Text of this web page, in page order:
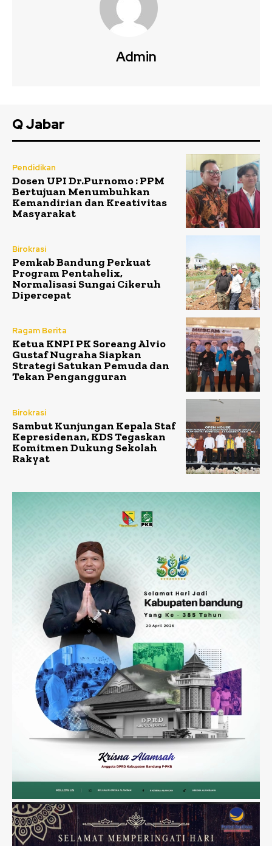
Admin
Q Jabar
Pendidikan
Dosen UPI Dr.Purnomo : PPM
Bertujuan Menumbuhkan
Kemandirian dan Kreativitas
Masyarakat
Birokrasi
Pemkab Bandung Perkuat
Program Pentahelix,
Normalisasi Sungai Cikeruh
Dipercepat
Ragam Berita
Ketua KNPI PK Soreang Alvio
Gustaf Nugraha Siapkan
Strategi Satukan Pemuda dan
Tekan Pengangguran
Birokrasi
Sambut Kunjungan Kepala Staf
Kepresidenan, KDS Tegaskan
Komitmen Dukung Sekolah
Rakyat